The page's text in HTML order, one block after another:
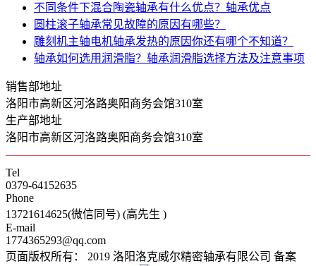
不同条件下混合陶瓷轴承有什么优点？轴承优点
圆柱滚子轴承常见故障的原因有哪些？
雕刻机主轴电机轴承发热的原因你还有哪个不知道？
轴承如何选用润滑脂？轴承润滑脂选择方法及注意事项
销售部地址
洛阳市高新区河洛路奥阳商务会馆310室
生产部地址
洛阳市高新区河洛路奥阳商务会馆310室
Tel
0379-64152635
Phone
13721614625(微信同号) (高先生 )
E-mail
1774365293@qq.com
页面版权所有： 2019 洛阳洛克威尔精密轴承有限公司 备案